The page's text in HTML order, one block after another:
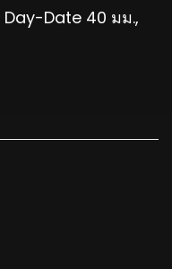
Date 40 มม.,